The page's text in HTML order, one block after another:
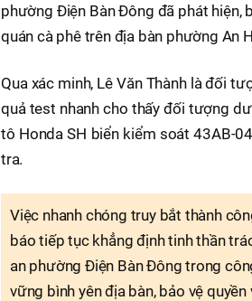
phường Điện Bàn Đông đã phát
quán cà phê trên địa bàn phường An
Qua xác minh, Lê Văn Thành là đối
quả test nhanh cho thấy đối tượng
tô Honda SH biển kiểm soát 43AB-
tra.
Việc nhanh chóng truy bắt thành
báo tiếp tục khẳng định tinh thần
an phường Điện Bàn Đông trong
vững bình yên địa bàn, bảo vệ